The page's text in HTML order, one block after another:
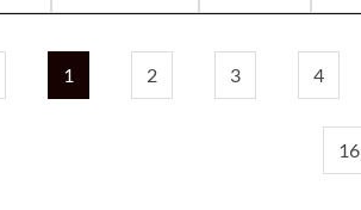
1 2 3 4
16